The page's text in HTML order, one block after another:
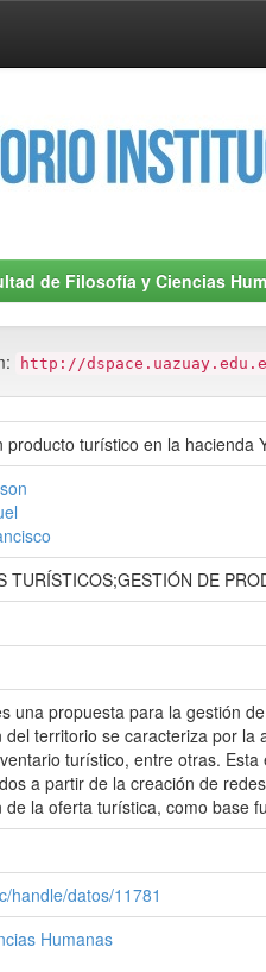
de Filosofía y Ciencias
http://
producto turístico en la
TURÍSTICOS;GESTIÓN DE
una propuesta para la gestión
territorio se caracteriza por
turístico, entre otras.
a partir de la creación de
la oferta turística, como base
handle/datos/11781
Humanas